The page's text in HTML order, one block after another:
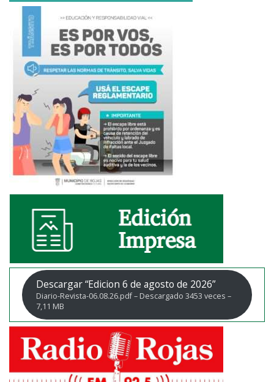
Descargar “Edicion 6 de agosto de 2026”
Diario-Revista-06.08.26.pdf – Descargado 3453 veces –
7,11 MB